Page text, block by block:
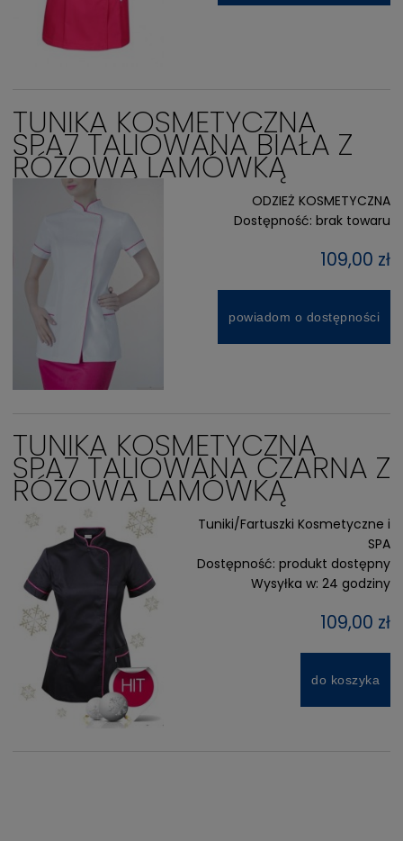
TUNIKA KOSMETYCZNA
SPA7 TALIOWANA BIAŁA Z
RÓŻOWĄ LAMÓWKĄ
ODZIEŻ KOSMETYCZNA
Dostępność: brak towaru
109,00 zł
powiadom o dostępności
TUNIKA KOSMETYCZNA
SPA7 TALIOWANA CZARNA Z
RÓŻOWĄ LAMÓWKĄ
Tuniki/Fartuszki Kosmetyczne i
SPA
Dostępność: produkt dostępny
Wysyłka w: 24 godziny
109,00 zł
do koszyka